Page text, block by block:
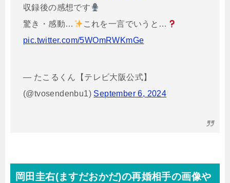
収録後の感想です
驚き・感動…
これを一言でいうと…
pic.twitter.com/5WOmRWKmGe
— たこるくん【テレビ大阪公式】
(@tvosendenbu1) September 6, 2024
岡田圭右(ますだおかだ)の再婚相手の画像や